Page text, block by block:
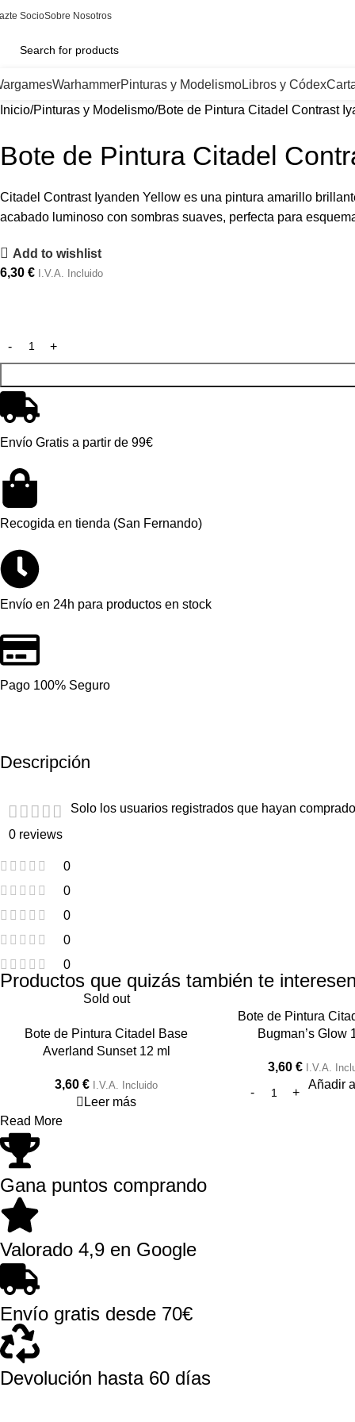
SocioSobre Nosotros
WarhammerPinturas y ModelismoLibros y Códex
Inicio Pinturas y Modelismo Bote de Pintura Citadel Contrast
Bote de Pintura Citadel
Citadel Contrast Iyanden Yellow es una pintura amarillo
acabado luminoso con sombras suaves, perfecta para
Add to wishlist
6,30 € I.V.A. Incluido
Envío Gratis a partir de 99€
Recogida en tienda (San Fernando)
Envío en 24h para productos en stock
Pago 100% Seguro
Descripción
0 reviews
0
0
0
0
0
Solo los usuarios registrados que hayan
Productos que quizás también te
Sold out
Bote de Pintura Citadel Base
Averland Sunset 12 ml
3,60€ I.V.A. Incluido
Leer más
Bote de Pintura
Bugman’s Glow
3,60€ I.V.A.
Añadir
Read More
Gana puntos comprando
Valorado 4,9 en Google
Envío gratis desde 70€
Devolución hasta 60 días